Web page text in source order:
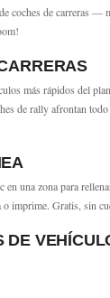
coches de carreras
más rápidos del
de rally afrontan
una zona para
imprime. Gratis, sin